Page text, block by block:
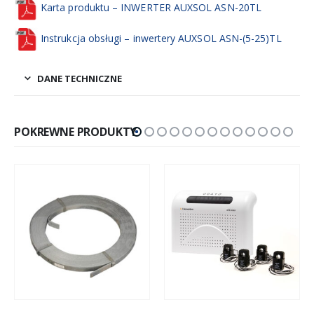
Karta produktu – INWERTER AUXSOL ASN-20TL
Instrukcja obsługi – inwertery AUXSOL ASN-(5-25)TL
DANE TECHNICZNE
POKREWNE PRODUKTY